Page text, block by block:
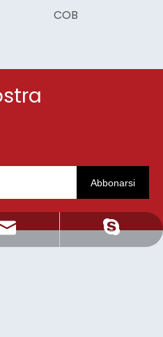
COB
Abbonarsi